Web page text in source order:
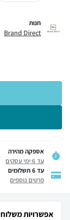
חנות
Brand Direct
אספקה מהירה
עד 6 ימי עסקים
עד 6 תשלומים
פרטים נוספים
אפשרויות משלוח